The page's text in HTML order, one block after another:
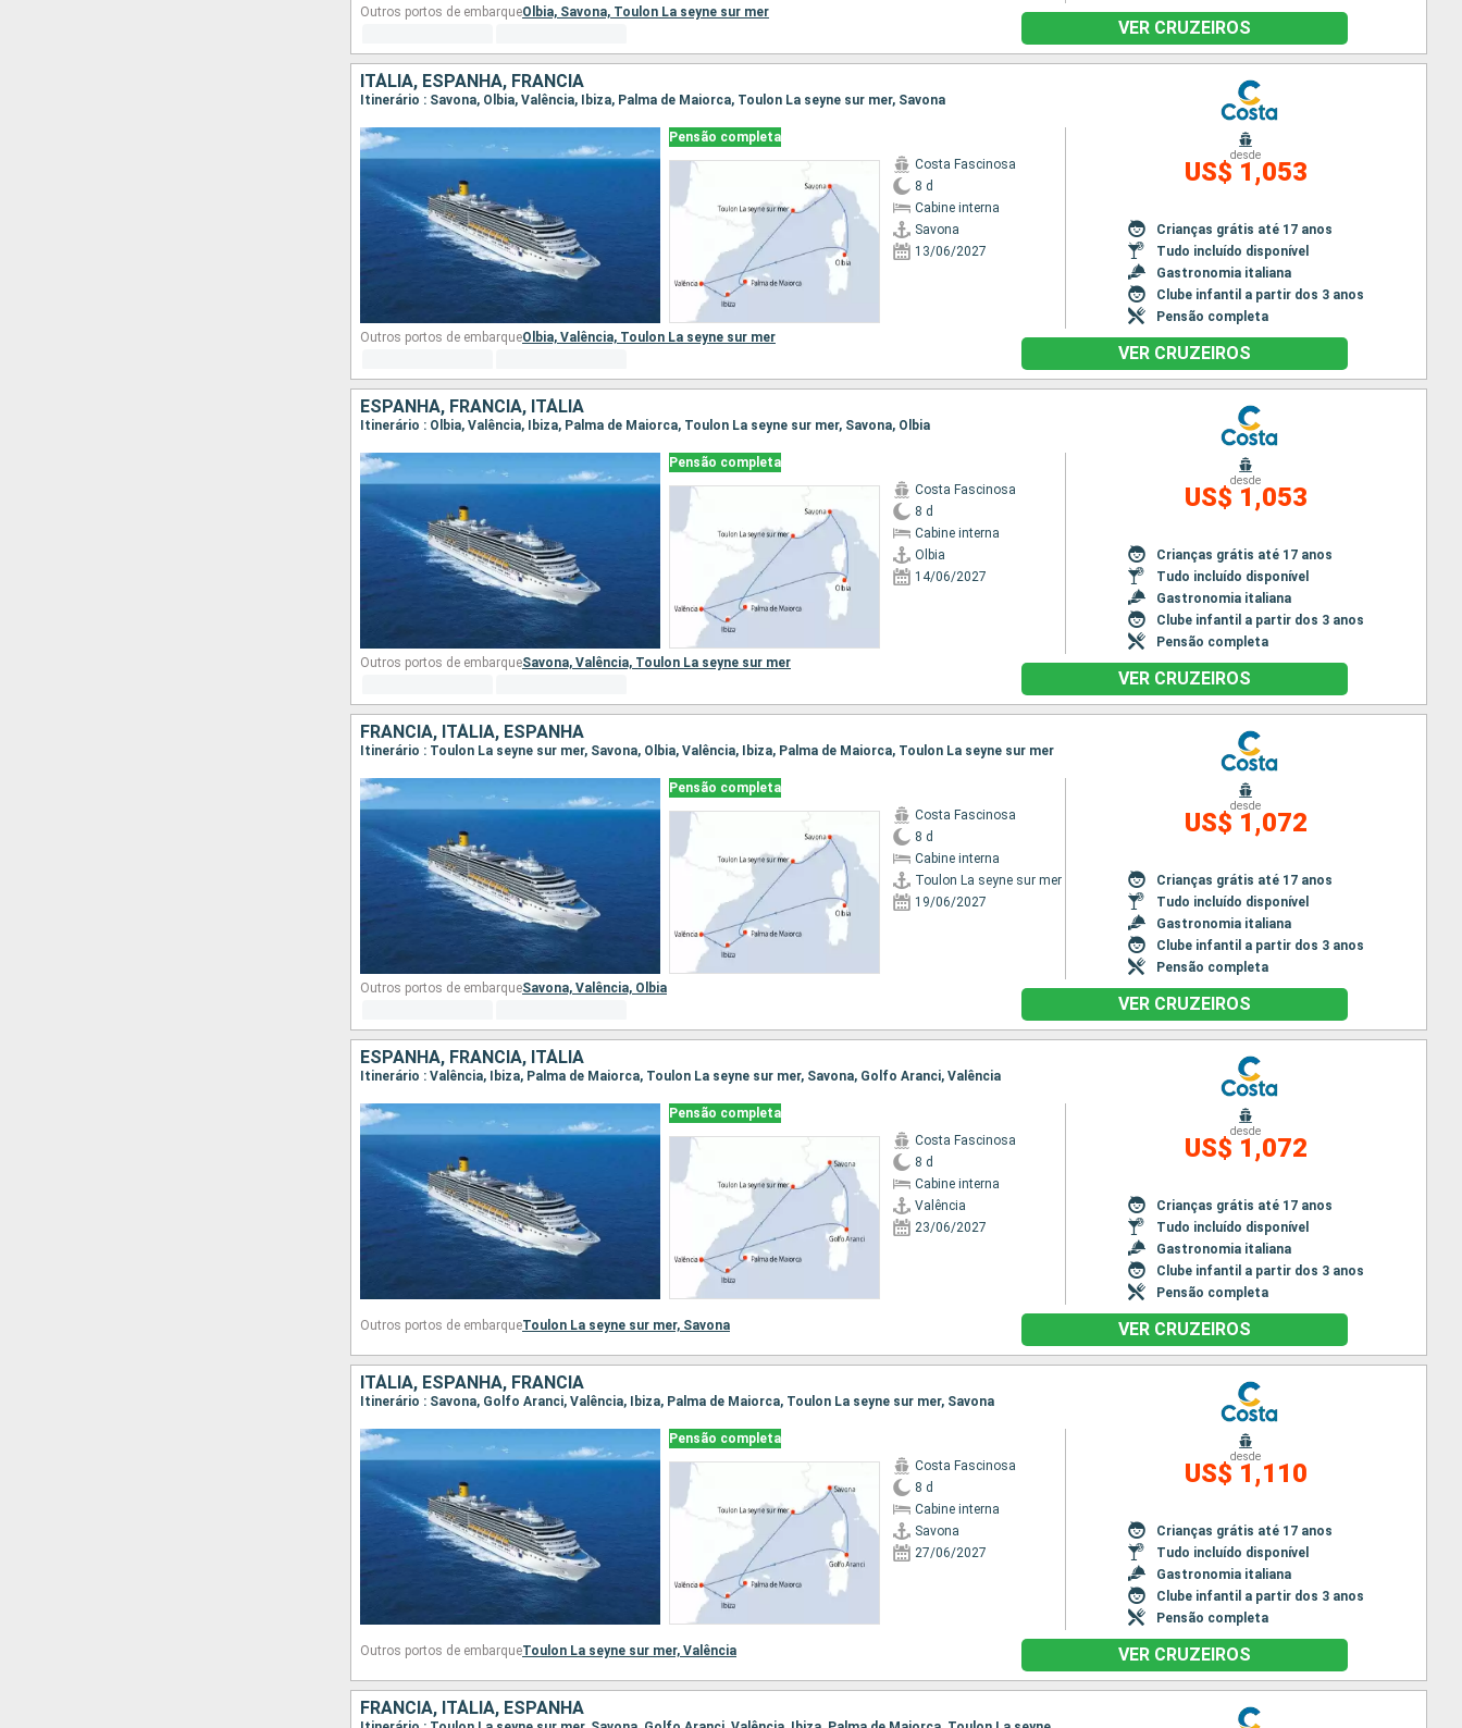
Outros portos de embarqueOlbia, Savona, Toulon La seyne sur mer
VER CRUZEIROS
ITÁLIA, ESPANHA, FRANCIA
Itinerário : Savona, Olbia, Valência, Ibiza, Palma de Maiorca, Toulon La seyne sur mer, Savona
Pensão completa
Costa Fascinosa
8 d
Cabine interna
Savona
13/06/2027
desde
US$ 1,053
Crianças grátis até 17 anos
Tudo incluído disponível
Gastronomia italiana
Clube infantil a partir dos 3 anos
Pensão completa
Outros portos de embarqueOlbia, Valência, Toulon La seyne sur mer
VER CRUZEIROS
ESPANHA, FRANCIA, ITÁLIA
Itinerário : Olbia, Valência, Ibiza, Palma de Maiorca, Toulon La seyne sur mer, Savona, Olbia
Pensão completa
Costa Fascinosa
8 d
Cabine interna
Olbia
14/06/2027
desde
US$ 1,053
Crianças grátis até 17 anos
Tudo incluído disponível
Gastronomia italiana
Clube infantil a partir dos 3 anos
Pensão completa
Outros portos de embarqueSavona, Valência, Toulon La seyne sur mer
VER CRUZEIROS
FRANCIA, ITÁLIA, ESPANHA
Itinerário : Toulon La seyne sur mer, Savona, Olbia, Valência, Ibiza, Palma de Maiorca, Toulon La seyne sur mer
Pensão completa
Costa Fascinosa
8 d
Cabine interna
Toulon La seyne sur mer
19/06/2027
desde
US$ 1,072
Crianças grátis até 17 anos
Tudo incluído disponível
Gastronomia italiana
Clube infantil a partir dos 3 anos
Pensão completa
Outros portos de embarqueSavona, Valência, Olbia
VER CRUZEIROS
ESPANHA, FRANCIA, ITÁLIA
Itinerário : Valência, Ibiza, Palma de Maiorca, Toulon La seyne sur mer, Savona, Golfo Aranci, Valência
Pensão completa
Costa Fascinosa
8 d
Cabine interna
Valência
23/06/2027
desde
US$ 1,072
Crianças grátis até 17 anos
Tudo incluído disponível
Gastronomia italiana
Clube infantil a partir dos 3 anos
Pensão completa
Outros portos de embarqueToulon La seyne sur mer, Savona VER CRUZEIROS
ITÁLIA, ESPANHA, FRANCIA
Itinerário : Savona, Golfo Aranci, Valência, Ibiza, Palma de Maiorca, Toulon La seyne sur mer, Savona
Pensão completa
Costa Fascinosa
8 d
Cabine interna
Savona
27/06/2027
desde
US$ 1,110
Crianças grátis até 17 anos
Tudo incluído disponível
Gastronomia italiana
Clube infantil a partir dos 3 anos
Pensão completa
Outros portos de embarqueToulon La seyne sur mer, Valência VER CRUZEIROS
FRANCIA, ITÁLIA, ESPANHA